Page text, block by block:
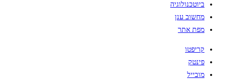
ביוטכנולוגיה
מחשוב ענן
מפת אתר
קריפטו
פינטק
מובייל